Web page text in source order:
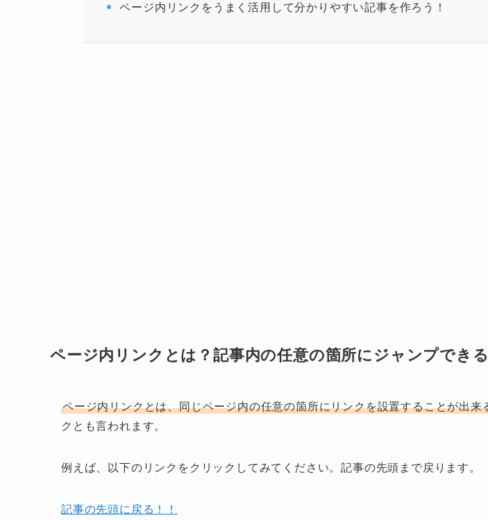
ページ内リンクをうまく活用して分かりやすい記事を作ろう！
ページ内リンクとは？記事内の任意の箇所にジャンプでき
ページ内リンクとは、同じページ内の任意の箇所にリンクを設置することが出来
クとも言われます。
例えば、以下のリンクをクリックしてみてください。記事の先頭まで戻ります。
記事の先頭に戻る！！